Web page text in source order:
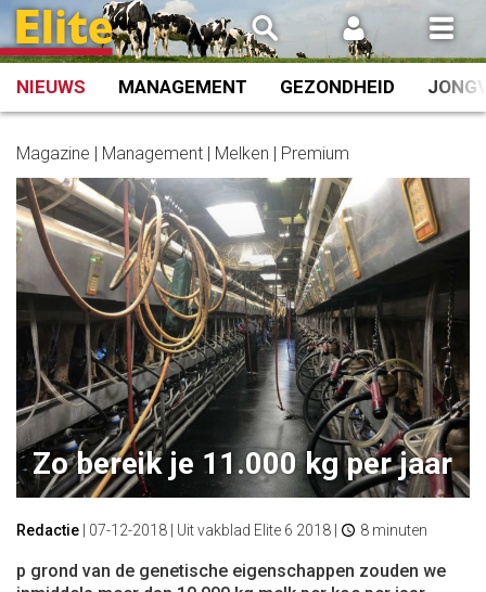
Spring
naar
inhoud
NIEUWS MANAGEMENT GEZONDHEID
Magazine | Management | Melken | Premium
Zo bereik je 11.000 kg per jaar
Redactie 07-12-2018 | Uit vakblad Elite 6 2018 | 8 minuten
p grond van de genetische eigenschappen zouden we